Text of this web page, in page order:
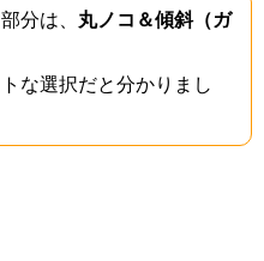
分は、 丸ノコ＆傾斜（ガ
な選択だと分かりまし